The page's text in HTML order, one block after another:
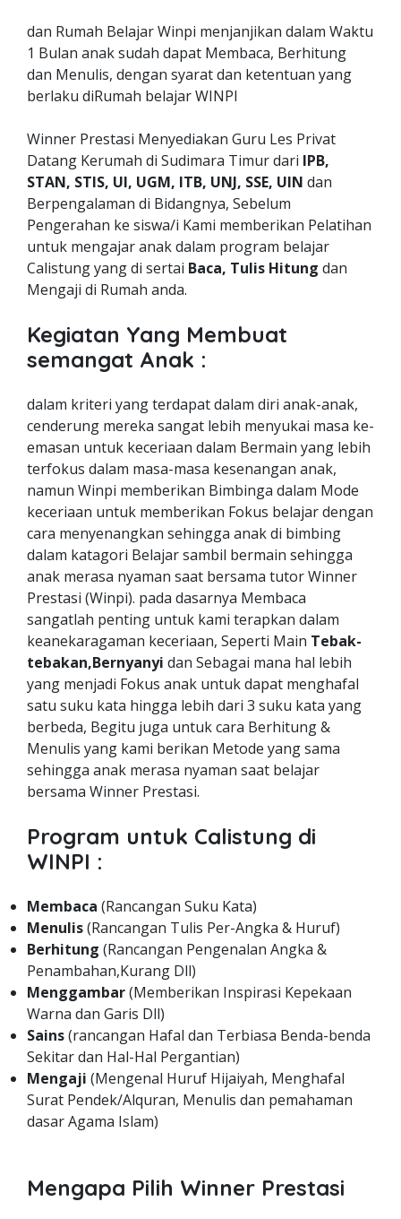
dan Rumah Belajar Winpi menjanjikan dalam Waktu
1 Bulan anak sudah dapat Membaca, Berhitung
dan Menulis, dengan syarat dan ketentuan yang
berlaku diRumah belajar WINPI
Winner Prestasi Menyediakan Guru Les Privat
Datang Kerumah di Sudimara Timur dari IPB,
STAN, STIS, UI, UGM, ITB, UNJ, SSE, UIN dan
Berpengalaman di Bidangnya, Sebelum
Pengerahan ke siswa/i Kami memberikan Pelatihan
untuk mengajar anak dalam program belajar
Calistung yang di sertai Baca, Tulis Hitung dan
Mengaji di Rumah anda.
Kegiatan Yang Membuat
semangat Anak :
dalam kriteri yang terdapat dalam diri anak-anak,
cenderung mereka sangat lebih menyukai masa ke-
emasan untuk keceriaan dalam Bermain yang lebih
terfokus dalam masa-masa kesenangan anak,
namun Winpi memberikan Bimbinga dalam Mode
keceriaan untuk memberikan Fokus belajar dengan
cara menyenangkan sehingga anak di bimbing
dalam katagori Belajar sambil bermain sehingga
anak merasa nyaman saat bersama tutor Winner
Prestasi (Winpi). pada dasarnya Membaca
sangatlah penting untuk kami terapkan dalam
keanekaragaman keceriaan, Seperti Main Tebak-
tebakan,Bernyanyi dan Sebagai mana hal lebih
yang menjadi Fokus anak untuk dapat menghafal
satu suku kata hingga lebih dari 3 suku kata yang
berbeda, Begitu juga untuk cara Berhitung &
Menulis yang kami berikan Metode yang sama
sehingga anak merasa nyaman saat belajar
bersama Winner Prestasi.
Program untuk Calistung di
WINPI :
Membaca (Rancangan Suku Kata)
Menulis(Rancangan Tulis Per-Angka & Huruf)
Berhitung (Rancangan Pengenalan Angka &
Penambahan,Kurang Dll)
Menggambar(Memberikan Inspirasi Kepekaan
Warna dan Garis Dll)
Sains(rancangan Hafal dan Terbiasa Benda-benda
Sekitar dan Hal-Hal Pergantian)
Mengaji (Mengenal Huruf Hijaiyah, Menghafal
Surat Pendek/Alquran, Menulis dan pemahaman
dasar Agama Islam)
Mengapa Pilih Winner Prestasi